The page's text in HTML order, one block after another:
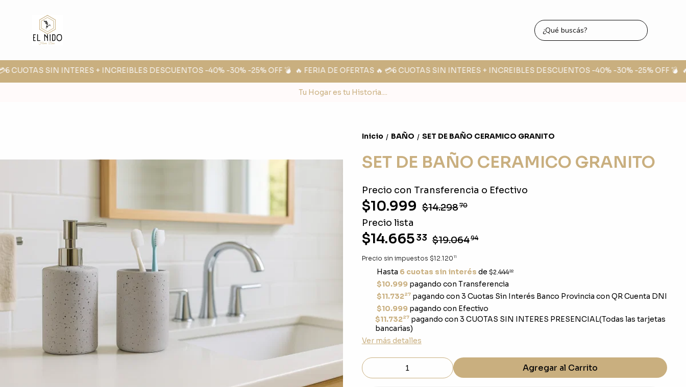
CUOTAS SIN INTERES + INCREIBLES DESCUENTOS -40% -30% -25% OFF 💣 🔥 FERIA DE OFERTAS 🔥 💳6 CUOTAS SIN INTERES + INCREIBLES DESCUENTOS -40% -30% -25% OFF 💣 🔥
Tu Hogar es tu Historia....
Inicio / BAÑO / SET DE BAÑO CERAMICO GRANITO
SET DE BAÑO CERAMICO GRANITO
Precio con Transferencia o Efectivo
$10.999 $14.29870
Precio lista
$14.66533 $19.06494
Precio sin impuestos $12.120 11
Hasta 6 cuotas sin interés de $2.44422
$10.999pagando con Transferencia
$11.73227pagando con 3 Cuotas Sin Interés Banco Provincia con QR Cuenta DNI
$10.999pagando con Efectivo
$11.73227 pagando con 3 CUOTAS SIN INTERES PRESENCIAL(Todas las tarjetas
bancarias)
Ver más detalles
Agregar al Carrito